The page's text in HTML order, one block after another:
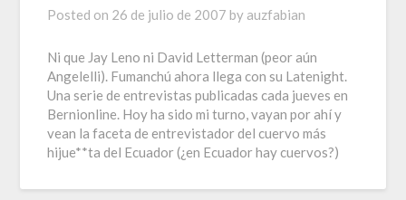
Posted on 26 de julio de 2007 by auzfabian
Ni que Jay Leno ni David Letterman (peor aún
Angelelli). Fumanchú ahora llega con su Latenight.
Una serie de entrevistas publicadas cada jueves en
Bernionline. Hoy ha sido mi turno, vayan por ahí y
vean la faceta de entrevistador del cuervo más
hijue**ta del Ecuador (¿en Ecuador hay cuervos?)